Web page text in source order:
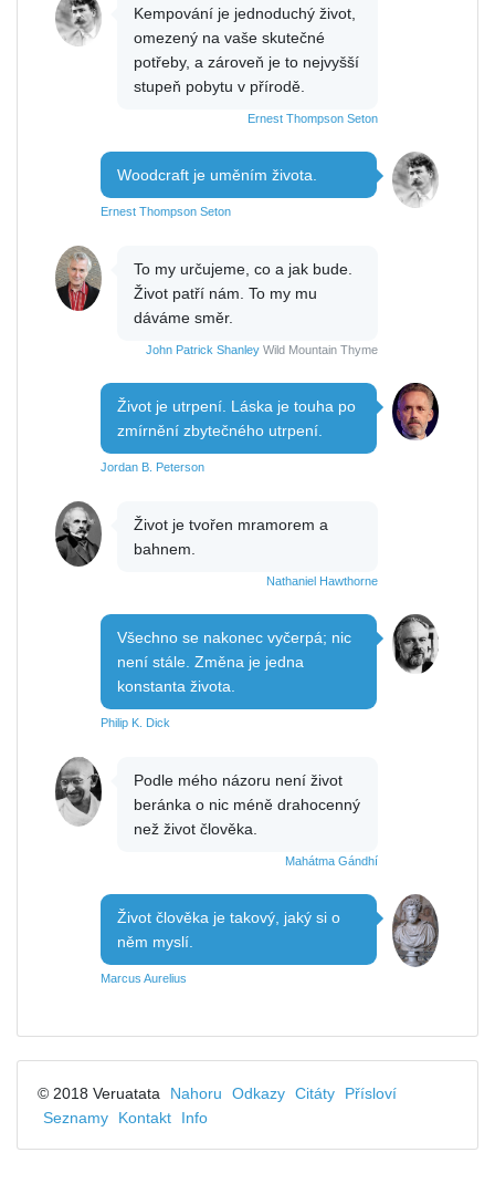
Kempování je jednoduchý život,
omezený na vaše skutečné
potřeby, a zároveň je to nejvyšší
stupeň pobytu v přírodě.
Ernest Thompson Seton
Woodcraft je uměním života.
Ernest Thompson Seton
To my určujeme, co a jak bude.
Život patří nám. To my mu
dáváme směr.
John Patrick Shanley Wild Mountain Thyme
Život je utrpení. Láska je touha po
zmírnění zbytečného utrpení.
Jordan B. Peterson
Život je tvořen mramorem a
bahnem.
Nathaniel Hawthorne
Všechno se nakonec vyčerpá; nic
není stále. Změna je jedna
konstanta života.
Philip K. Dick
Podle mého názoru není život
beránka o nic méně drahocenný
než život člověka.
Mahátma Gándhí
Život člověka je takový, jaký si o
něm myslí.
Marcus Aurelius
© 2018 Veruatata Nahoru Odkazy Citáty
Přísloví
Seznamy
Kontakt Info